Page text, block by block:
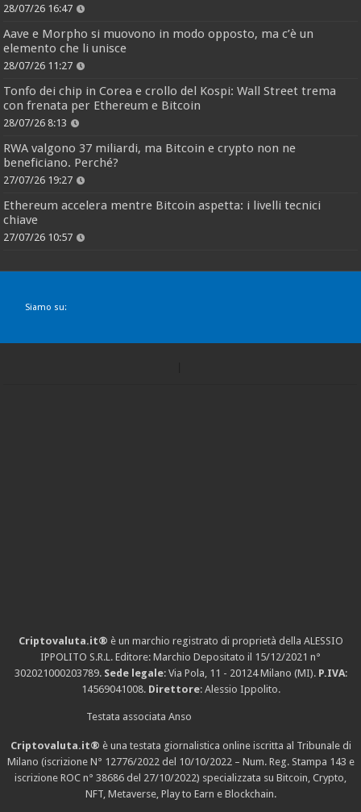
28/07/26 16:47
Aave e Morpho si muovono in modo opposto, ma c’è un
elemento che li unisce
28/07/26 11:27
Tonfo dei chip in Corea e crollo del Kospi: Wall Street trema
con frenata per Ethereum e Bitcoin
28/07/26 8:13
RWA valgono 37 miliardi, ma Bitcoin e crypto non ne
beneficiano. Perché?
27/07/26 19:27
Ethereum accelera mentre Bitcoin aspetta: i livelli tecnici
chiave
27/07/26 10:57
Siamo su:
Criptovaluta.it® è un marchio registrato di proprietà della ALESSIO
IPPOLITO S.R.L. Editore: Marchio Depositato il 15/12/2021 n°
302021000203789. Sede legale: Via Pola, 11 - 20124 Milano (MI). P.IVA:
14569041008. Direttore: Alessio Ippolito.
Testata associata Anso
Criptovaluta.it® è una testata giornalistica online iscritta al Tribunale di
Milano (iscrizione N° 12776/2022 del 10/10/2022 – Num. Reg. Stampa 143 e
iscrizione ROC n° 38686 del 27/10/2022) specializzata su Bitcoin, Crypto,
NFT, Metaverse, Play to Earn e Blockchain.